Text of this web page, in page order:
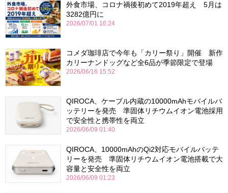
外食市場、コロナ禍後初めて2019年超え 5月は
3282億円に
2026/07/01 16:24
コメダ珈琲店で今年も「カリー祭り」開催 新作
カリーナンドッグなど全6品が季節限定で登場
2026/06/16 15:52
QIROCA、ケーブル内蔵の10000mAhモバイルバ
ッテリーを発売 準固体リチウムイオン電池採用
で安全性と携帯性を両立
2026/06/09 01:40
QIROCA、10000mAhのQi2対応モバイルバッテ
リーを発売 準固体リチウムイオン電池搭載で大
容量と安全性を両立
2026/06/09 01:23